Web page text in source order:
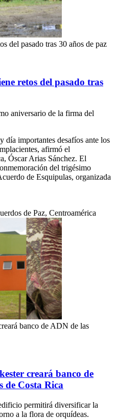
del pasado tras 30 años de paz
retos del pasado tras
aniversario de la firma del
día importantes desafíos ante los
afirmó el
Óscar Arias Sánchez. El
del trigésimo
de Esquipulas, organizada
de Paz, Centroamérica
banco de ADN de las
creará banco de
de Costa Rica
permitirá diversificar la
a la flora de orquídeas.